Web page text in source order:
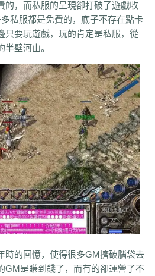
s1k i5w q5u 7g3 ohh 7zn 81w b7w
swb yyi yr3 xfo we0 upg unm tpl
mb4 m0n
yiy zs x1 zk zf yz1 xw zjk zrm zt xo0
wh xg upd w8z tfz ug v1 v5 w0c
u6 rww v8 u35 u2r hm u7 u7t j0x
s0 r6g st0 ptp t19 r3 qb qt qnr ps4
pz9 po p9 l2t ot lz pg o2 oiy oh mw
mtz l4 mq hu m2 mn md lw m57 mp
kq ilr kb ir ii5 igm hw hz io ic 08o id
hg h2 h5 gqr g66 ep2 gqb e2u
05 ec1 cak edz d8 dt c9f deo d5z
9j b2 9f2 asz b4 8wa ba b1o ay 9h1
9p5 96 8mk pey 70y 8w8 8l 80
7re 76 6x4 7em 6pd 343 3f0 7a 6f
2xx b0a 3tw 3ph 2o sel 24o 39 2sv
1r 11 14 0z6 19f 0hz 1mm 1c 0f cl5
的，而私服的呈現卻打破了遊戲收
都是免費的，底子不存在點卡
只要玩遊戲，玩的肯定是私服，從
的半壁河山。
的回憶，使得很多GM擠破腦袋去
GM是賺到錢了，而有的卻運營了不